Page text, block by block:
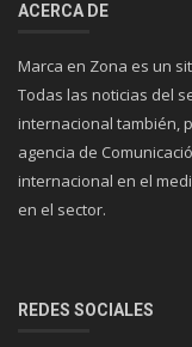
ACERCA DE
Marca en Zona es un
Todas las noticias del
internacional también,
agencia de
internacional en el
en el sector.
REDES SOCIALES